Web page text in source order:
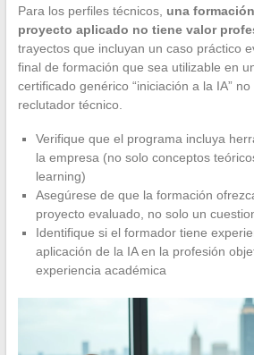
Para los perfiles técnicos, una
proyecto aplicado no tiene valor
trayectos que incluyan un caso práctico
final de formación que sea utilizable en
certificado genérico “iniciación a la IA”
reclutador técnico.
Verifique que el programa incluya
la empresa (no solo conceptos
learning)
Asegúrese de que la formación
proyecto evaluado, no solo un
Identifique si el formador tiene
aplicación de la IA en la profesión
experiencia académica